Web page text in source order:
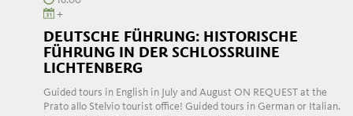
+
DEUTSCHE FÜHRUNG: HISTORISCHE
FÜHRUNG IN DER SCHLOSSRUINE
LICHTENBERG
Guided tours in English in July and August ON REQUEST at the
Prato allo Stelvio tourist office! Guided tours in German or Italian.